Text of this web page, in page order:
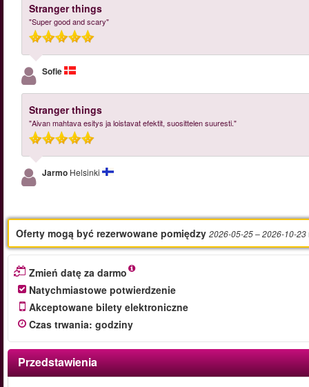
Stranger things
"Super good and scary"
Sofie
Stranger things
"Aivan mahtava esitys ja loistavat efektit, suosittelen suuresti."
Jarmo Helsinki
Oferty mogą być rezerwowane pomiędzy 2026-05-25– 2026-10-23
Zmień datę za darmo
Natychmiastowe potwierdzenie
Akceptowane bilety elektroniczne
Czas trwania: godziny
Przedstawienia